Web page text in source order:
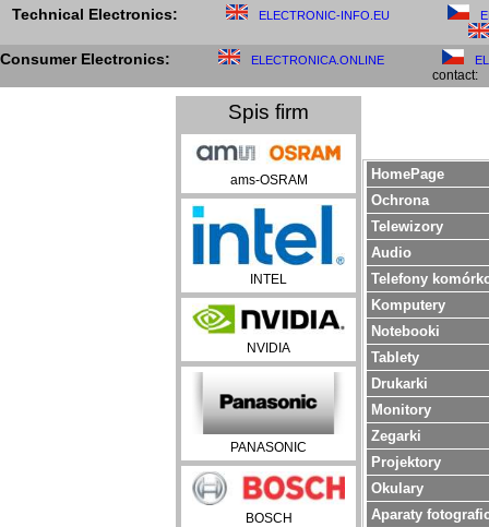
Technical Electronics: ELECTRONIC-INFO.EU
Consumer Electronics: ELECTRONICA.ONLINE
contact:
Spis firm
ams-OSRAM
INTEL
NVIDIA
PANASONIC
BOSCH
HomePage
Ochrona
Telewizory
Audio
Telefony
Komputery
Notebooki
Tablety
Drukarki
Monitory
Zegarki
Projektory
Okulary
Aparaty